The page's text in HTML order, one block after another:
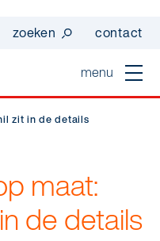
zoeken contact
menu
zit in de details
maat:
de details